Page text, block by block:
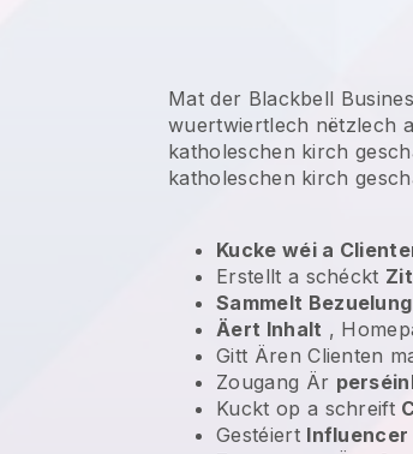
Mat der Blackbell
wuertwiertlech nëtzlech
katholeschen kirch
katholeschen kirch
Kucke wéi a
Erstellt a schéckt
Sammelt
Äert Inhalt ,
Gitt Ären Clienten
Zougang Är
Kuckt op a schreift
Gestéiert Influencer